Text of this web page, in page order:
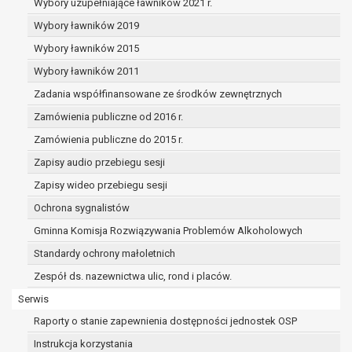
Wybory uzupełniające ławników 2021 r.
Wybory ławników 2019
Wybory ławników 2015
Wybory ławników 2011
Zadania współfinansowane ze środków zewnętrznych
Zamówienia publiczne od 2016 r.
Zamówienia publiczne do 2015 r.
Zapisy audio przebiegu sesji
Zapisy wideo przebiegu sesji
Ochrona sygnalistów
Gminna Komisja Rozwiązywania Problemów Alkoholowych
Standardy ochrony małoletnich
Zespół ds. nazewnictwa ulic, rond i placów.
Serwis
Raporty o stanie zapewnienia dostępności jednostek OSP
Instrukcja korzystania
administratorowi bądź
niezbędność przetwarzania do celów
prawnie uzasadnionych interesów
administratora lub przez stronę trzecią.
Z przyczyn związanych z Pani/Pana szczególną
razie wniesienia sprzeciwu, administrator nie może
przetwarzać tych danych osobowych, chyba że
istnienie ważnych prawnie uzasadnionych podstaw
przetwarzania, nadrzędnych wobec interesów,
osoby, której dane dotyczą, lub podstaw do
dochodzenia lub obrony roszczeń.
W przypadku gdy przetwarzanie danych osobowych
podstawie zgody osoby na przetwarzanie danych
ust. 1 lit a RODO), przysługuje Pani/Panu prawo do
zgodność przetwarzania, którego dokonano na
przed jej cofnięciem.